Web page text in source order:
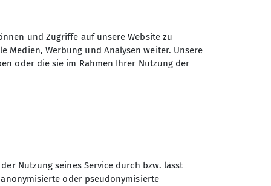
und Zugriffe auf unsere Website zu
Medien, Werbung und Analysen weiter. Unsere
oder die sie im Rahmen Ihrer Nutzung der
Nutzung seines Service durch bzw. lässt
oder pseudonymisierte